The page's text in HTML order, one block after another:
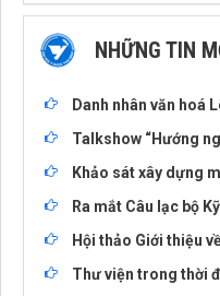
NHỮNG TIN
Danh nhân văn hoá
Talkshow “Hướng
Khảo sát xây dựng
Ra mắt Câu lạc bộ
Hội thảo Giới thiệu
Thư viện trong thời